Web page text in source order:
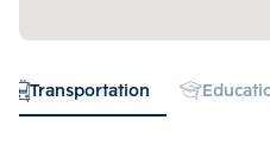
Transportation